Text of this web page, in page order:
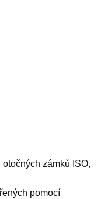
zámků ISO,
pomocí